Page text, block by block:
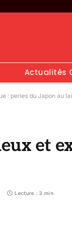
Actualités
: perles du Japon au
et
Lecture : 3 min